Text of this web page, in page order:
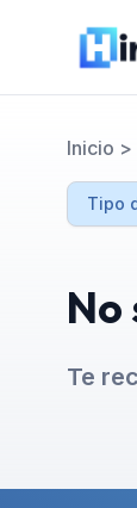
Inicio >
No
Te